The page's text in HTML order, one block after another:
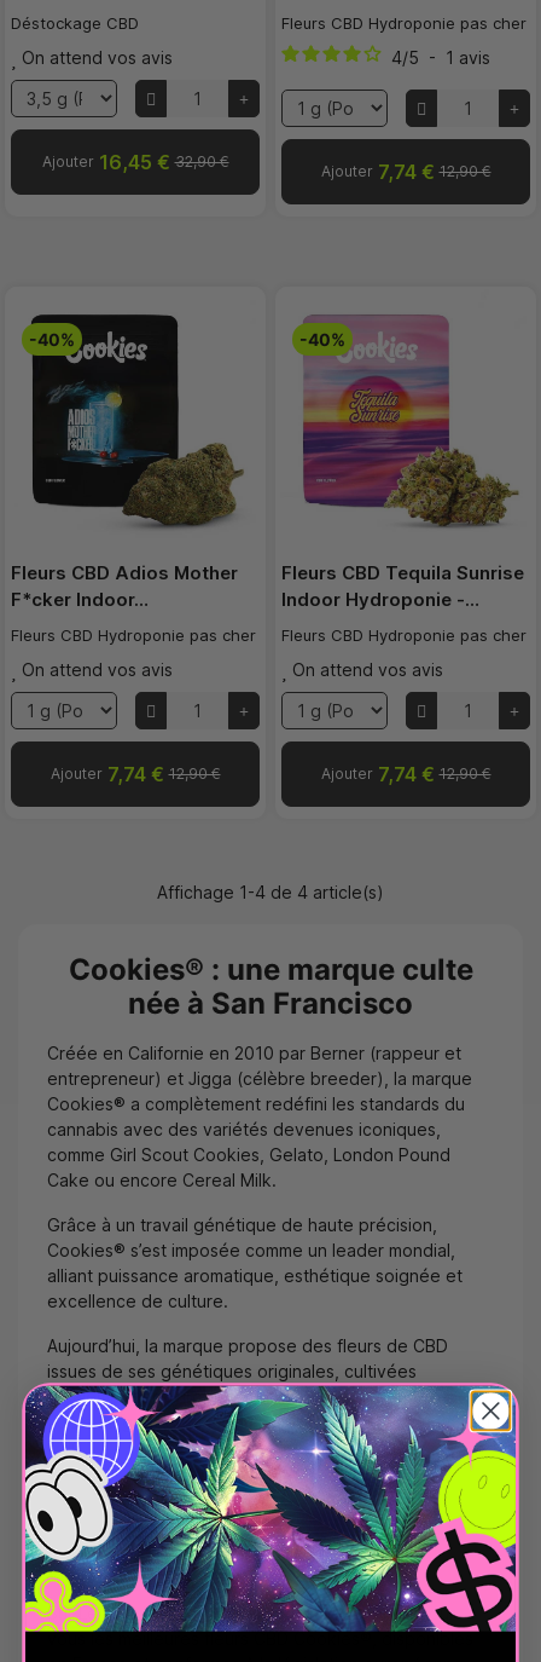
Déstockage CBD
On attend vos avis
Ajouter 16,45 € 32,90 €
Fleurs CBD Hydroponie pas cher
4/5 - 1 avis
Ajouter 7,74 € 12,90 €
-40%
Fleurs CBD Adios Mother
F*cker Indoor…
Fleurs CBD Hydroponie pas cher
On attend vos avis
Ajouter 7,74 € 12,90 €
-40%
Fleurs CBD Tequila Sunrise
Indoor Hydroponie -…
Fleurs CBD Hydroponie pas cher
On attend vos avis
Ajouter 7,74 € 12,90 €
Affichage 1-4 de 4 article(s)
Cookies® : une marque culte
née à San Francisco
Créée en Californie en 2010 par Berner (rappeur et
entrepreneur) et Jigga (célèbre breeder), la marque
Cookies® a complètement redéfini les standards du
cannabis avec des variétés devenues iconiques,
comme Girl Scout Cookies, Gelato, London Pound
Cake ou encore Cereal Milk.
Grâce à un travail génétique de haute précision,
Cookies® s’est imposée comme un leader mondial,
alliant puissance aromatique, esthétique soignée et
excellence de culture.
Aujourd’hui, la marque propose des fleurs de CBD
issues de ses génétiques originales, cultivées
légalement en Europe, pour offrir une expérience
fidèle au goût Cookies, sans les effets psychoactifs du
THC.
Fleurs de CBD Cookies®
disponibles sur Le CBD
Discount
Sur Le CBD Discount, nous avons sélectionné pour
vous les meilleures fleurs CBD Cookies®, disponibles